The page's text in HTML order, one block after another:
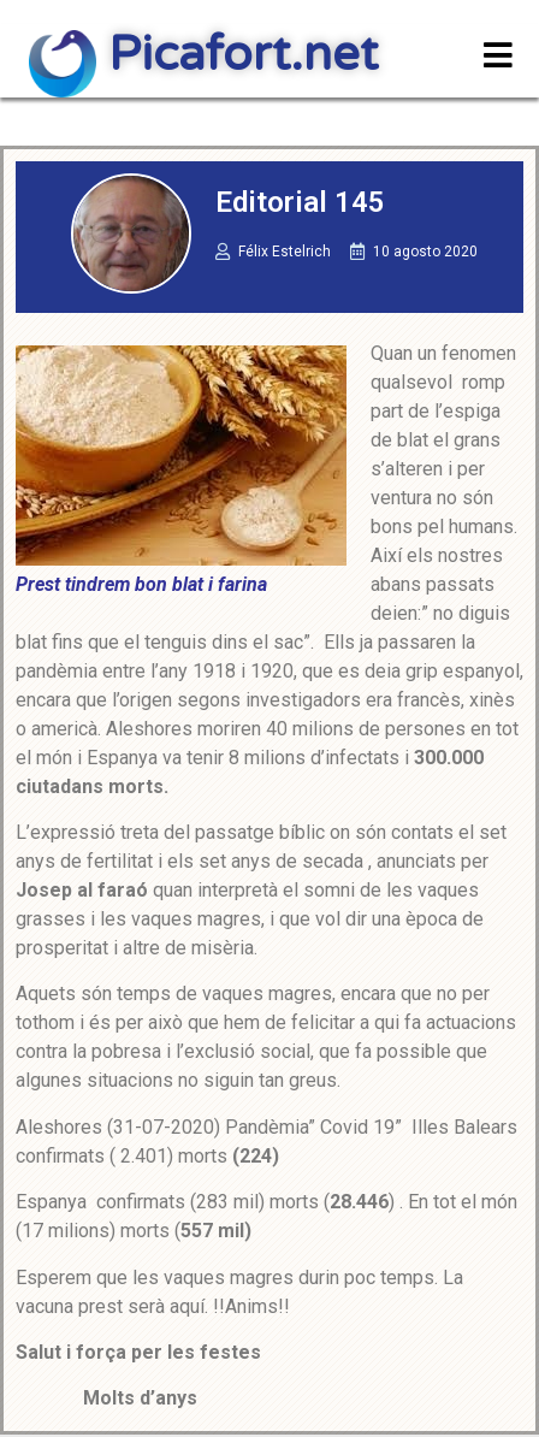
Picafort.net
Editorial 145
Félix Estelrich 10 agosto 2020
Prest tindrem bon blat i farina
Quan un fenomen
qualsevol romp
part de l’espiga
de blat el grans
s’alteren i per
ventura no són
bons pel humans.
Així els nostres
abans passats
deien:” no diguis
blat fins que el tenguis dins el sac”. Ells ja passaren la
pandèmia entre l’any 1918 i 1920, que es deia grip espanyol,
encara que l’origen segons investigadors era francès, xinès
o americà. Aleshores moriren 40 milions de persones en tot
el món i Espanya va tenir 8 milions d’infectats i 300.000
ciutadans morts.
L’expressió treta del passatge bíblic on són contats el set
anys de fertilitat i els set anys de secada , anunciats per
Josep al faraó quan interpretà el somni de les vaques
grasses i les vaques magres, i que vol dir una època de
prosperitat i altre de misèria.
Aquets són temps de vaques magres, encara que no per
tothom i és per això que hem de felicitar a qui fa actuacions
contra la pobresa i l’exclusió social, que fa possible que
algunes situacions no siguin tan greus.
Aleshores (31-07-2020) Pandèmia” Covid 19” Illes Balears
confirmats ( 2.401) morts (224)
Espanya confirmats (283 mil) morts (28.446) . En tot el món
(17 milions) morts (557 mil)
Esperem que les vaques magres durin poc temps. La
vacuna prest serà aquí. !!Anims!!
Salut i força per les festes
Molts d’anys